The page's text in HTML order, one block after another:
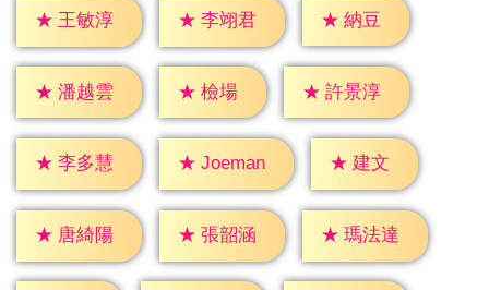
★ 王敏淳 ★ 李翊君 ★ 納豆
★ 潘越雲 ★ 檢場 ★ 許景淳
★ 李多慧 ★ Joeman ★ 建文
★ 唐綺陽 ★ 張韶涵 ★ 瑪法達